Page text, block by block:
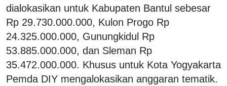
dialokasikan untuk Kabupaten Bantul sebesar
Rp 29.730.000.000, Kulon Progo Rp
24.325.000.000, Gunungkidul Rp
53.885.000.000, dan Sleman Rp
35.472.000.000. Khusus untuk Kota Yogyakarta
Pemda DIY mengalokasikan anggaran tematik.